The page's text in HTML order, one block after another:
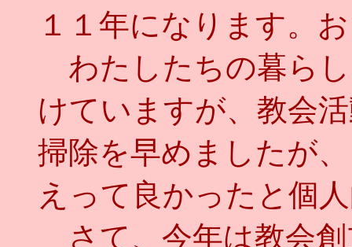
１１年になります。
わたしたちの暮ら
けていますが、教会
掃除を早めましたが
えって良かったと個
さて、今年は教会創